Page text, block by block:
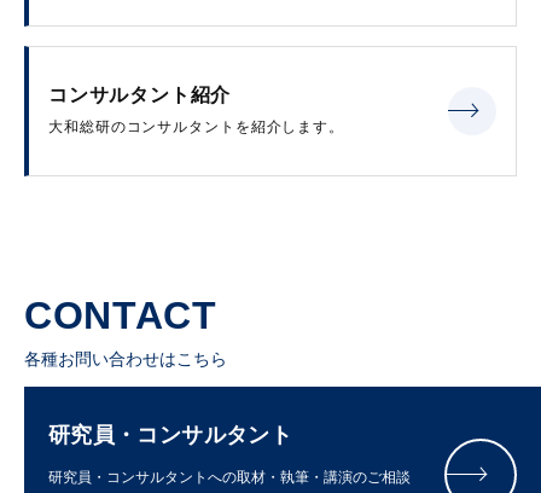
コンサルタント紹介
大和総研のコンサルタントを紹介します。
CONTACT
各種お問い合わせはこちら
研究員・コンサルタント
研究員・コンサルタントへの取材・執筆・講演のご相談